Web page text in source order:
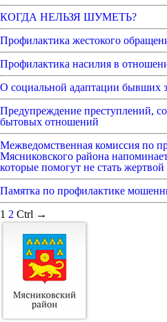
КОГДА НЕЛЬЗЯ ШУМЕТЬ?
Профилактика жестокого
Профилактика насилия в
О социальной адаптации бывших
Предупреждение преступлений,
бытовых отношений
Межведомственная комиссия по
Мясниковского района
которые помогут не стать
Памятка по профилактике
1 2 Ctrl →